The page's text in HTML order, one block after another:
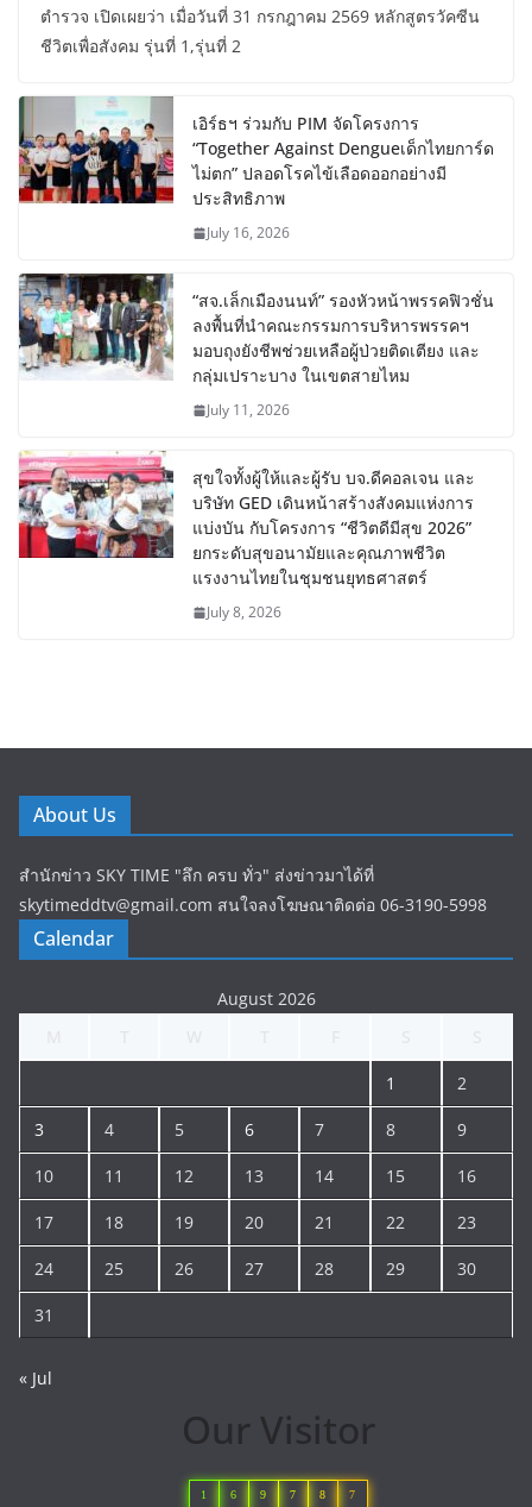
ตำรวจ เปิดเผยว่า เมื่อวันที่ 31 กรกฎาคม 2569 หลักสูตรวัคซีน
ชีวิตเพื่อสังคม รุ่นที่ 1,รุ่นที่ 2
เอิร์ธฯ ร่วมกับ PIM จัดโครงการ
“Together Against Dengueเด็กไทยการ์ด
ไม่ตก” ปลอดโรคไข้เลือดออกอย่างมี
ประสิทธิภาพ
July 16, 2026
“สจ.เล็กเมืองนนท์” รองหัวหน้าพรรคฟิวชั่น
ลงพื้นที่นำคณะกรรมการบริหารพรรคฯ
มอบถุงยังชีพช่วยเหลือผู้ป่วยติดเตียง และ
กลุ่มเปราะบาง ในเขตสายไหม
July 11, 2026
สุขใจทั้งผู้ให้และผู้รับ บจ.ดีคอลเจน และ
บริษัท GED เดินหน้าสร้างสังคมแห่งการ
แบ่งบัน​ กับโครงการ “ชีวิตดีมีสุข 2026”
ยกระดับสุขอนามัยและคุณภาพชีวิต
แรงงานไทยในชุมชนยุทธศาสตร์
July 8, 2026
About Us
สำนักข่าว SKY TIME "ลึก ครบ ทั่ว" ส่งข่าวมาได้ที่
skytimeddtv@gmail.com สนใจลงโฆษณาติดต่อ 06-3190-5998
Calendar
August 2026
1 2
3 4 5 6 7 8 9
10 11 12 13 14 15 16
17 18 19 20 21 22 23
24 25 26 27 28 29 30
31
« Jul
Our Visitor
1 6 9 7 8 7